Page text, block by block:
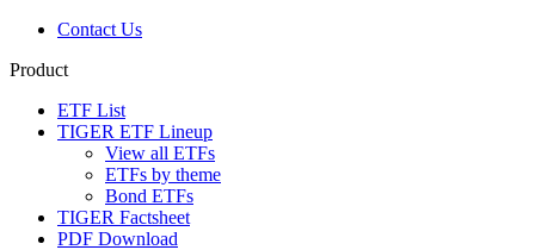
Contact Us
Product
ETF List
TIGER ETF Lineup
View all ETFs
ETFs by theme
Bond ETFs
TIGER Factsheet
PDF Download